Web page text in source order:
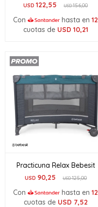
USD 122,55 USD156,00
Con hasta en 12
cuotas de USD 10,21
Practicuna Relax Bebesit
USD 90,25 USD125,00
Con hasta en 12
cuotas de USD 7,52